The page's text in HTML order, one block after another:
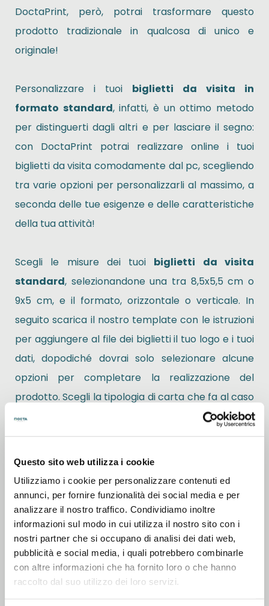
Questo sito web utilizza i cookie
Utilizziamo i cookie per personalizzare contenuti ed
annunci, per fornire funzionalità dei social media e per
analizzare il nostro traffico. Condividiamo inoltre
informazioni sul modo in cui utilizza il nostro sito con i
nostri partner che si occupano di analisi dei dati web,
pubblicità e social media, i quali potrebbero combinarle
con altre informazioni che ha fornito loro o che hanno
raccolto dal suo utilizzo dei loro servizi.
DoctaPrint, però, potrai trasformare questo
prodotto tradizionale in qualcosa di unico e
originale!
Personalizzare i tuoi biglietti da visita in
formato standard, infatti, è un ottimo metodo
per distinguerti dagli altri e per lasciare il segno:
con DoctaPrint potrai realizzare online i tuoi
biglietti da visita comodamente dal pc, scegliendo
tra varie opzioni per personalizzarli al massimo, a
seconda delle tue esigenze e delle caratteristiche
della tua attività!
Scegli le misure dei tuoi biglietti da visita
standard, selezionandone una tra 8,5x5,5 cm o
9x5 cm, e il formato, orizzontale o verticale. In
seguito scarica il nostro template con le istruzioni
per aggiungere al file dei biglietti il tuo logo e i tuoi
dati, dopodiché dovrai solo selezionare alcune
opzioni per completare la realizzazione del
prodotto. Scegli la tipologia di carta che fa al caso
tuo tra quella patinata opaca, quella patinata
lucida, quella riciclata, la tintoretto gesso o il
grammatura e l’opera è completa! Una volta
terminata la configurazione inviaci il file con
l’immagine da stampare sui biglietti e procedi con
l’ordine indicando la quantità desiderata; a questo
punto non ti resta che attendere il loro arrivo!
Ideali anche come santini elettorali